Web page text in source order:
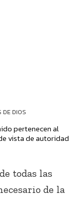
DE DIOS
pertenecen al
vista de autoridad
todas las
de la